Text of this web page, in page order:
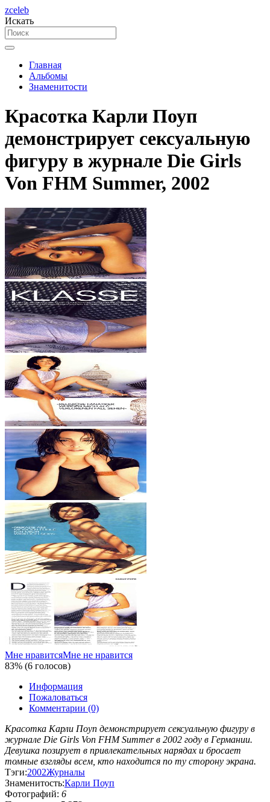
zceleb
Искать
Главная
Альбомы
Знаменитости
Красотка Карли Поуп
демонстрирует сексуальную
фигуру в журнале Die Girls
Von FHM Summer, 2002
Мне нравитсяМне не нравится
83% (6 голосов)
Информация
Пожаловаться
Комментарии (0)
Красотка Карли Поуп демонстрирует сексуальную фигуру в
журнале Die Girls Von FHM Summer в 2002 году в Германии.
Девушка позирует в привлекательных нарядах и бросает
томные взгляды всем, кто находится по ту сторону экрана.
Тэги:2002Журналы
Знаменитость:Карли Поуп
Фотографий: 6